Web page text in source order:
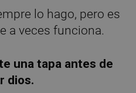
lo hago, pero es
a veces funciona.
una tapa antes de
dios.